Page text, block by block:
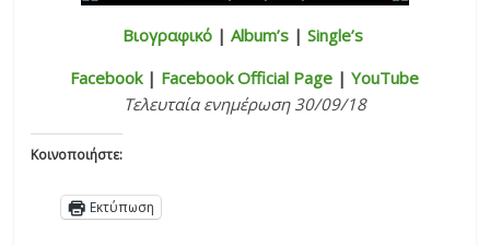
Βιογραφικό| Album’s| Single’s
Facebook| Facebook Official Page |YouTube
Τελευταία ενημέρωση 30/09/18
Κοινοποιήστε:
Εκτύπωση